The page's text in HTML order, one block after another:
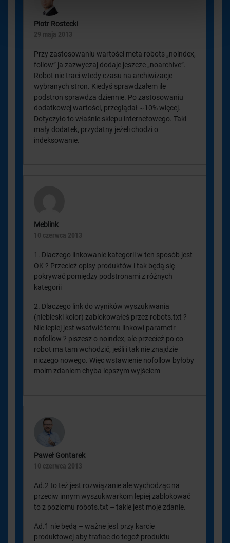
Piotr Rostecki
29 maja 2013
Przy zastosowaniu wartości meta robots „noindex,
follow” ja zazwyczaj dodaje jeszcze „noarchive”.
Robot nie traci wtedy czasu na archiwizacje
wybranych stron. Kiedyś sprawdzałem ile
podstron sprawdza dziennie. Po zastosowaniu
dodatkowej wartości, przeglądał ~10% więcej.
Dotyczyło to właśnie sklepu internetowego. Taki
mały dodatek, przydatny jeżeli chodzi o
indeksowanie.
Meblink
10 czerwca 2013
1. Dlaczego linkowanie kategorii w ten sposób jest
OK ? Przecież opisy produktów i tak będą się
pokrywać pomiędzy podstronami z różnych
kategorii
2. Dlaczego link do wyników wyszukiwania
(niebieski kolor) zablokowałeś przez robots.txt ?
Nie lepiej jest wsatwić temu linkowi parametr
nofollow ? piszesz o noindex, ale przecież po co
robot ma tam wchodzić, jeśli i tak nie znajdzie
niczego nowego. Więc wstawienie nofollow byłoby
moim zdaniem chyba lepszym wyjściem
Paweł Gontarek
10 czerwca 2013
Ad.2 to też jest rozwiązanie ale wychodząc na
przeciw innym wyszukiwarkom lepiej zablokować
to z poziomu robots.txt – takie jest moje zdanie.
Ad.1 nie będą – ważne jest przy karcie
produktowej aby trafiac do tegoż produktu